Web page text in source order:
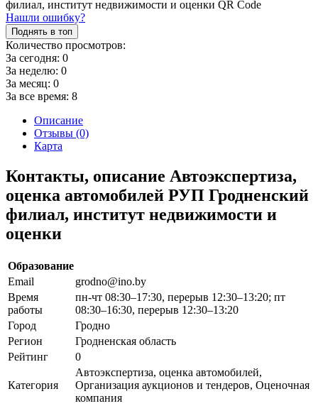
Нашли ошибку?
Поднять в топ
Количество просмотров:
За сегодня: 0
За неделю: 0
За месяц: 0
За все время: 8
Описание
Отзывы (0)
Карта
Контакты, описание Автоэкспертиза,
оценка автомобилей РУП Гродненский
филиал, институт недвижимости и
оценки
Образование
Email
grodno@ino.by
Время
работы
пн-чт 08:30–17:30, перерыв 12:30–13:20; пт
08:30–16:30, перерыв 12:30–13:20
Город
Гродно
Регион
Гродненская область
Рейтинг
0
Категория
Автоэкспертиза, оценка автомобилей,
Организация аукционов и тендеров, Оценочная
компания